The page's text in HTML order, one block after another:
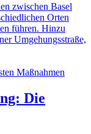
zwischen Basel
Orten
führen. Hinzu
Umgehungsstraße,
Die